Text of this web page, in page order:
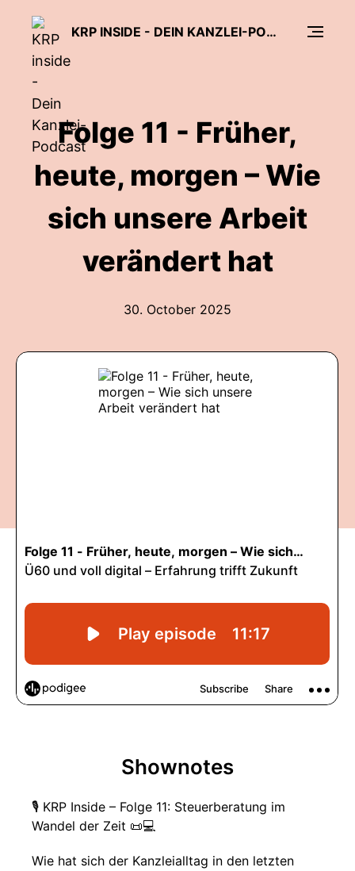
KRP INSIDE - DEIN KANZLEI-PODCAST
Folge 11 - Früher,
heute, morgen – Wie
sich unsere Arbeit
verändert hat
30. October 2025
Shownotes
🎙️ KRP Inside – Folge 11: Steuerberatung im
Wandel der Zeit 📜💻
Wie hat sich der Kanzleialltag in den letzten